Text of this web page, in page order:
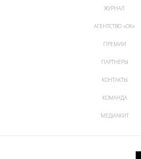
ЖУРНАЛ
АГЕНТСТВО «ОК»
ПРЕМИИ
ПАРТНЕРЫ
КОНТАКТЫ
КОМАНДА
МЕДИАКИТ